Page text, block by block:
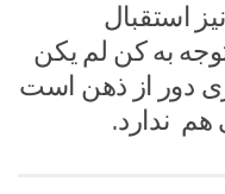
استقبال
به کن لم یکن
دور از ذهن است
هم ندارد.